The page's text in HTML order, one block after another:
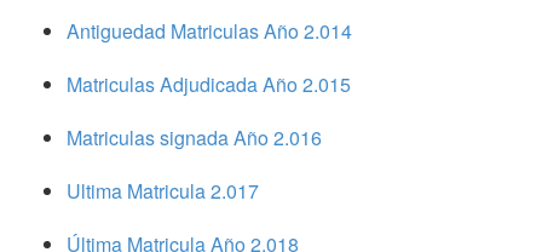
Antiguedad Matriculas Año 2.014
Matriculas Adjudicada Año 2.015
Matriculas signada Año 2.016
Ultima Matricula 2.017
Última Matricula Año 2.018